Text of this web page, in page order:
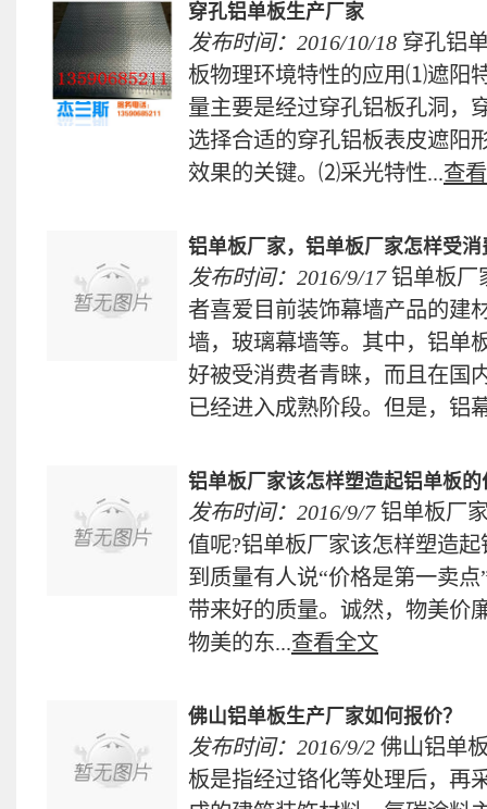
穿孔铝单板生产厂家
发布时间：2016/10/18 穿孔铝
板物理环境特性的应用⑴遮阳
量主要是经过穿孔铝板孔洞，
选择合适的穿孔铝板表皮遮阳
效果的关键。⑵采光特性...查
铝单板厂家，铝单板厂家怎样受消
发布时间：2016/9/17 铝单板厂
者喜爱目前装饰幕墙产品的建
墙，玻璃幕墙等。其中，铝单
好被受消费者青睐，而且在国
已经进入成熟阶段。但是，铝
铝单板厂家该怎样塑造起铝单板的
发布时间：2016/9/7 铝单板厂
值呢?铝单板厂家该怎样塑造
到质量有人说“价格是第一卖
带来好的质量。诚然，物美价
物美的东...查看全文
佛山铝单板生产厂家如何报价？
发布时间：2016/9/2 佛山铝单
板是指经过铬化等处理后，再